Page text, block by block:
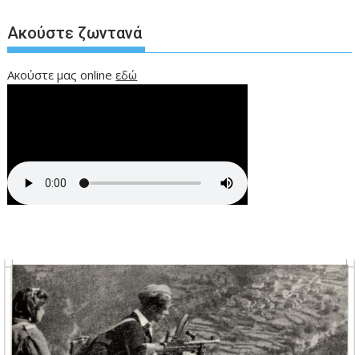
Ακούστε ζωντανά
Ακούστε μας onlineεδώ